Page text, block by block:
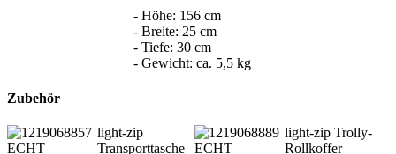
- Höhe: 156 cm
- Breite: 25 cm
- Tiefe: 30 cm
- Gewicht: ca. 5,5 kg
Zubehör
light-zip
Transporttasche
light-zip Trolly-
Rollkoffer